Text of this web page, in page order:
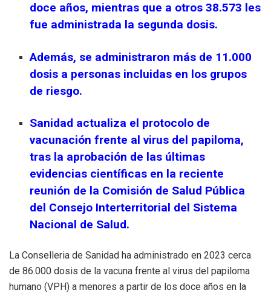
doce años, mientras que a otros 38.573 les
fue administrada la segunda dosis.
Además, se administraron más de 11.000
dosis a personas incluidas en los grupos
de riesgo.
Sanidad actualiza el protocolo de
vacunación frente al virus del papiloma,
tras la aprobación de las últimas
evidencias científicas en la reciente
reunión de la Comisión de Salud Pública
del Consejo Interterritorial del Sistema
Nacional de Salud.
La Conselleria de Sanidad ha administrado en 2023 cerca
de 86.000 dosis de la vacuna frente al virus del papiloma
humano (VPH) a menores a partir de los doce años en la